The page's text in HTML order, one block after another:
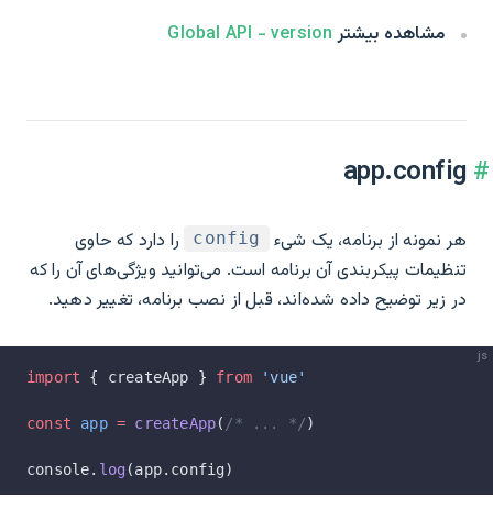
مشاهده بیشتر Global API - version
app.config
هر نمونه از برنامه، یک شیء config
را دارد که حاوی
تنظیمات پیکربندی آن برنامه است. می‌توانید ویژگی‌های آن را که
در زیر توضیح داده شده‌اند، قبل از نصب برنامه، تغییر دهید.
js
import { createApp } from 'vue'
const app = createApp( /* ... */)
console. log (app.config)